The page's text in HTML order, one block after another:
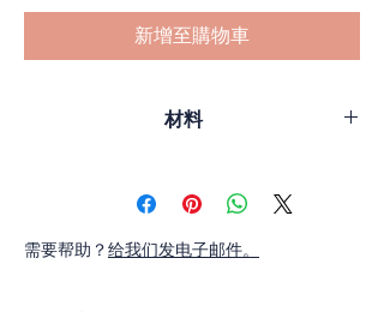
新增至購物車
材料
需要帮助？给我们发电子邮件。